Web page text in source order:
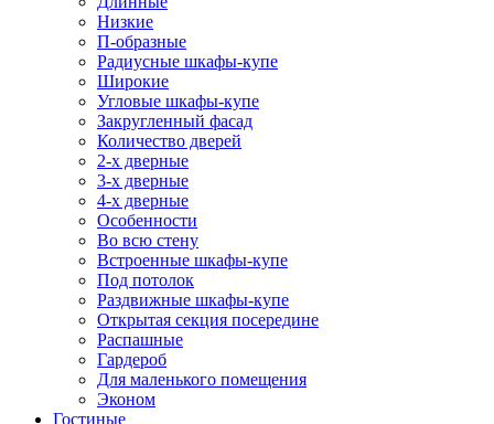
Низкие
П-образные
Радиусные шкафы-купе
Широкие
Угловые шкафы-купе
Закругленный фасад
Количество дверей
2-х дверные
3-х дверные
4-х дверные
Особенности
Во всю стену
Встроенные шкафы-купе
Под потолок
Раздвижные шкафы-купе
Открытая секция посередине
Распашные
Гардероб
Для маленького помещения
Эконом
Гостиные